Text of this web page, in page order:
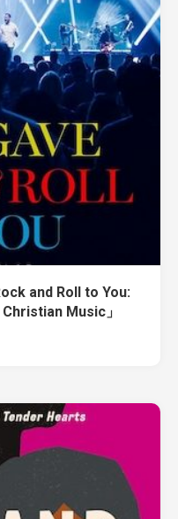
and Roll to You:
Music」